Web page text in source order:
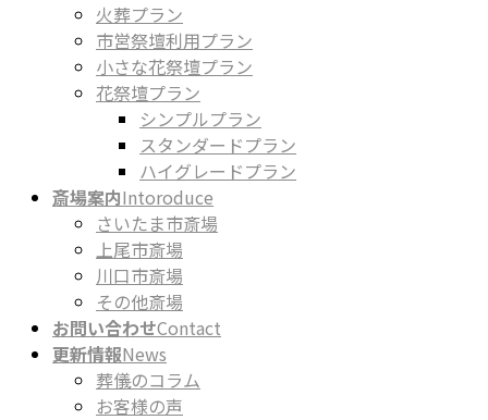
火葬プラン
市営祭壇利用プラン
小さな花祭壇プラン
花祭壇プラン
シンプルプラン
スタンダードプラン
ハイグレードプラン
斎場案内Intoroduce
さいたま市斎場
上尾市斎場
川口市斎場
その他斎場
お問い合わせContact
更新情報News
葬儀のコラム
お客様の声